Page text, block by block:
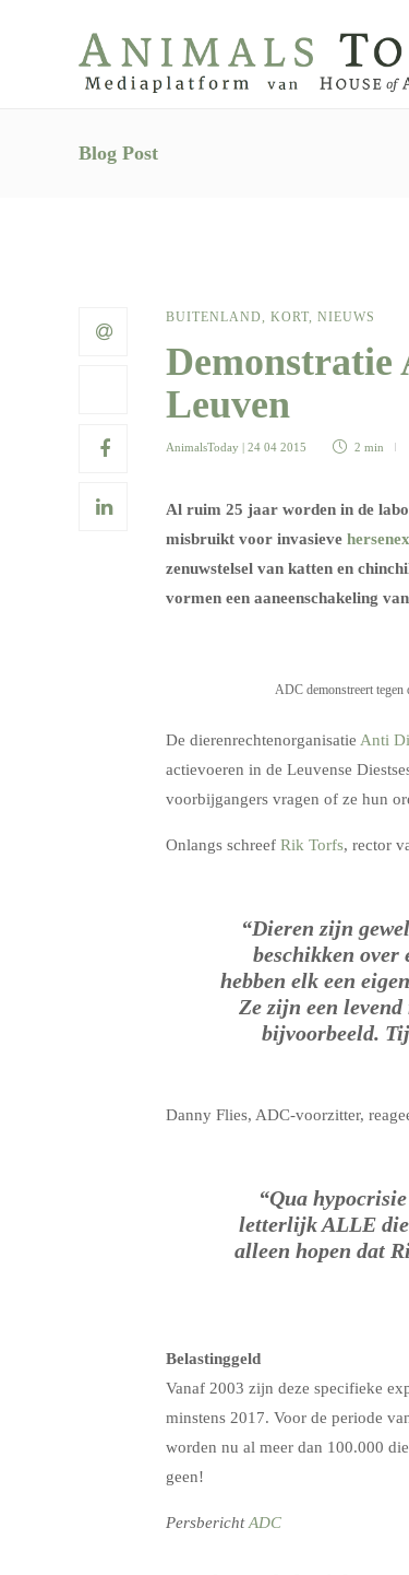
Blog Post
BUITENLAND, KORT, NIEUWS
Demonstratie
Leuven
AnimalsToday | 24 04 2015 2 min
Al ruim 25 jaar worden in de
misbruikt voor invasieve
zenuwstelsel van katten en
vormen een aaneenschakeling
ADC demonstreert
De dierenrechtenorganisatie Anti
actievoeren in de Leuvense
voorbijgangers vragen of ze hun
Onlangs schreef Rik Torfs, rector
“Dieren zijn
beschikken over
hebben elk een
Ze zijn een
bijvoorbeeld.
Danny Flies, ADC-voorzitter,
“Qua
letterlijk ALLE
alleen hopen dat
Belastinggeld
Vanaf 2003 zijn deze specifieke
minstens 2017. Voor de periode
worden nu al meer dan 100.000
geen!
PersberichtADC